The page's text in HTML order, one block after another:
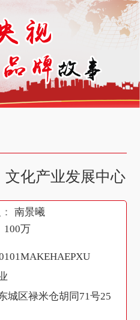
文化产业发展中心
伙）
南景曦
100万
城区禄米仓胡同71号25